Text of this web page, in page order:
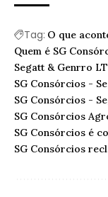
Tag: O que
Quem é SG
Segatt & Genrro
SG Consórcios -
SG Consórcios -
SG Consórcios
SG Consórcios é
SG Consórcios